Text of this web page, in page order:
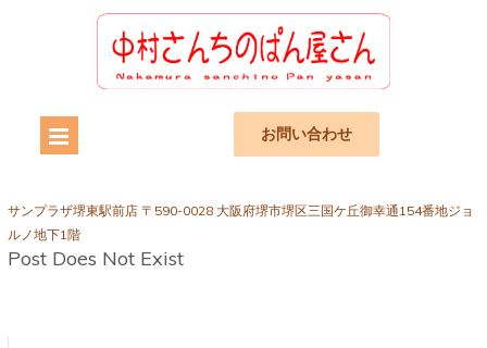
お問い合わせ
サンプラザ堺東駅前店 〒590-0028 大阪府堺市堺区三国ケ丘御幸通154番地ジョ
ルノ地下1階
Post Does Not Exist